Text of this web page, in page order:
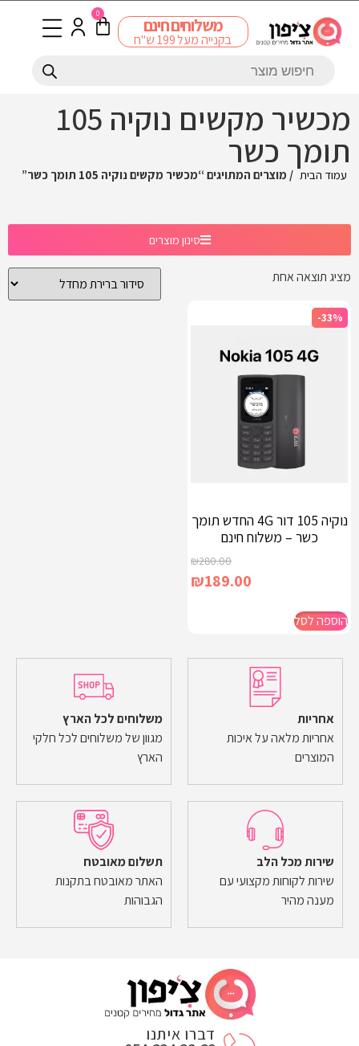
משלוחים חינם
בקנייה מעל 199 ש"ח
0
מכשיר מקשים נוקיה 105
תומך כשר
עמוד הבית / מוצרים המתויגים “מכשיר מקשים נוקיה 105 תומך כשר”
סינון מוצרים
מציג תוצאה אחת
-33%
נוקיה 105 דור 4G החדש תומך
כשר – משלוח חינם
₪280.00
₪189.00
הוספה לסל
אחריות
אחריות מלאה על איכות
המוצרים
משלוחים לכל הארץ
מגוון של משלוחים לכל חלקי
הארץ
שירות מכל הלב
שירות לקוחות מקצועי עם
מענה מהיר
תשלום מאובטח
האתר מאובטח בתקנות
הגבוהות
דברו איתנו